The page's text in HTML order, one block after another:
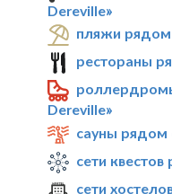
Dereville»
пляжи рядом
рестораны
Dereville»
сауны рядом
сети
сети